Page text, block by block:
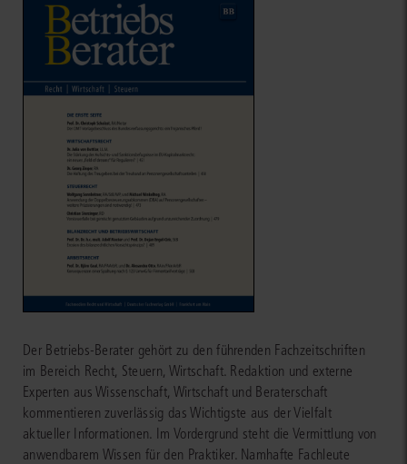
Der Betriebs-Berater gehört zu den führenden Fachzeitschriften
im Bereich Recht, Steuern, Wirtschaft. Redaktion und externe
Experten aus Wissenschaft, Wirtschaft und Beraterschaft
kommentieren zuverlässig das Wichtigste aus der Vielfalt
aktueller Informationen. Im Vordergrund steht die Vermittlung von
anwendbarem Wissen für den Praktiker. Namhafte Fachleute